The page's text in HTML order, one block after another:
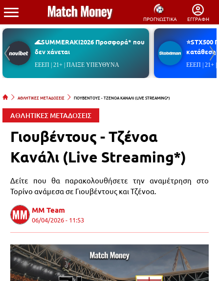
ΠΡΟΓΝΩΣΤΙΚΑ ΕΓΓΡΑΦΗ
🌊SUMMERAKI2026 Προσφορά* που
δεν χάνεται
ΕΕΕΠ | 21+ | ΠΑΙΞΕ ΥΠΕΥΘΥΝΑ
⭐STX500
ΕΕΕΠ | 21+
ΑΘΛΗΤΙΚΕΣ ΜΕΤΑΔΟΣΕΙΣ ΓΙΟΥΒΕΝΤΟΥΣ - ΤΖΕΝΟΑ ΚΑΝΑΛΙ (LIVE STREAMING*)
ΑΘΛΗΤΙΚΕΣ ΜΕΤΑΔΟΣΕΙΣ
Γιουβέντους - Τζένοα
Κανάλι (Live Streaming*)
Δείτε που θα παρακολουθήσετε την αναμέτρηση στο
Τορίνο ανάμεσα σε Γιουβέντους και Τζένοα.
MM Team
06/04/2026 - 11:53